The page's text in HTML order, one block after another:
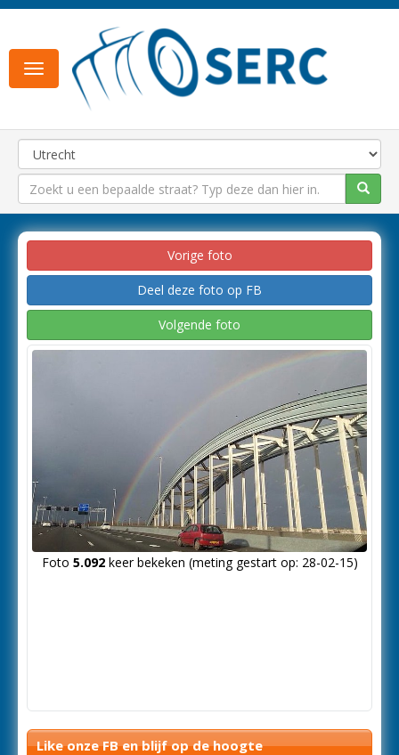
Toggle
navigation
Vorige foto
Deel deze foto op FB
Volgende foto
Foto 5.092keer bekeken (meting gestart op: 28-02-15)
Like onze FB en blijf op de hoogte